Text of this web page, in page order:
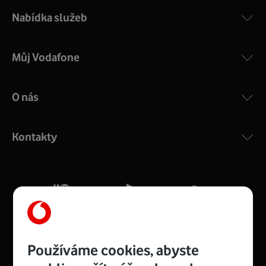
COMPAL CH7465VF
silný signál pro celou domácnost. Kompaktní rozměry 21
Více o COMPAL CH7465VF
Nabídka služeb
Můj Vodafone
O nás
Kontakty
Používáme cookies, abyste